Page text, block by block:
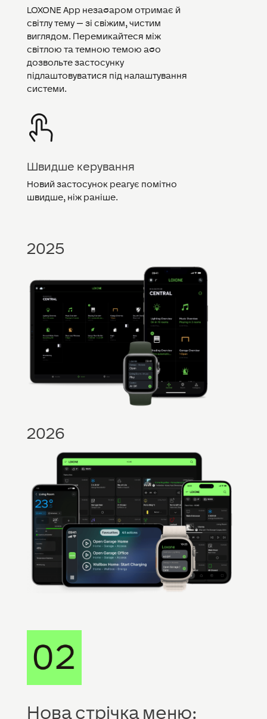
LOXONE App незабаром отримає й
світлу тему — зі свіжим, чистим
виглядом. Перемикайтеся між
світлою та темною темою або
дозвольте застосунку
підлаштовуватися під налаштування
системи.
Швидше керування
Новий застосунок реагує помітно
швидше, ніж раніше.
2025
2026
Нова стрічка меню: